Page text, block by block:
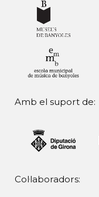
Amb el suport de:
Col·laboradors: